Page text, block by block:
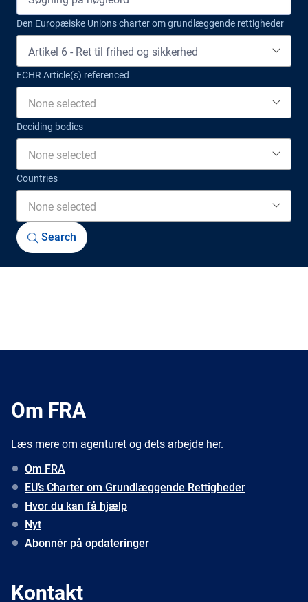
Den Europæiske Unions charter om grundlæggende rettigheder
Artikel 6 - Ret til frihed og sikkerhed
ECHR Article(s) referenced
None selected
Deciding bodies
None selected
Countries
None selected
Om FRA
Læs mere om agenturet og dets arbejde her.
Om FRA
EU’s Charter om Grundlæggende Rettigheder
Hvor du kan få hjælp
Nyt
Abonnér på opdateringer
Kontakt